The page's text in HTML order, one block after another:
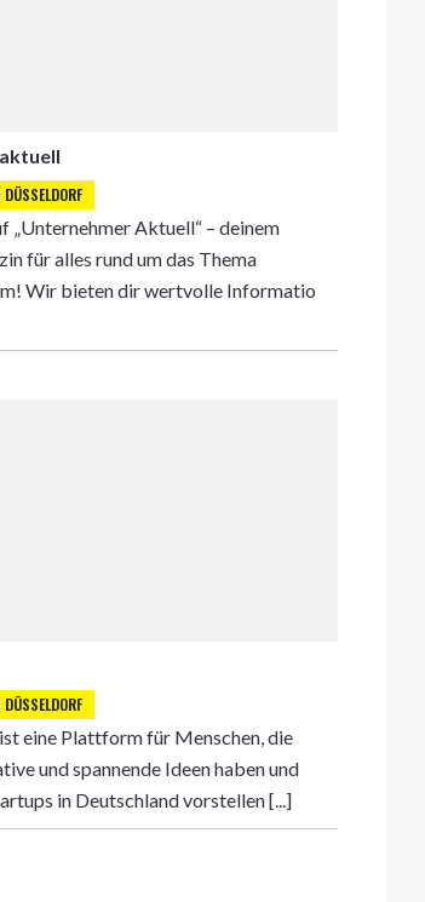
„Unternehmer Aktuell“ – deinem
für alles rund um das Thema
Wir bieten dir wertvolle Informatio
eine Plattform für Menschen, die
und spannende Ideen haben und
in Deutschland vorstellen [...]